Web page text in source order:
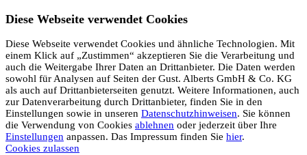
Diese Webseite verwendet Cookies
Diese Webseite verwendet Cookies und ähnliche Technologien. Mit
einem Klick auf „Zustimmen“ akzeptieren Sie die Verarbeitung und
auch die Weitergabe Ihrer Daten an Drittanbieter. Die Daten werden
sowohl für Analysen auf Seiten der Gust. Alberts GmbH & Co. KG
als auch auf Drittanbieterseiten genutzt. Weitere Informationen, auch
zur Datenverarbeitung durch Drittanbieter, finden Sie in den
Einstellungen sowie in unseren Datenschutzhinweisen. Sie können
die Verwendung von Cookies ablehnen oder jederzeit über Ihre
Einstellungen anpassen. Das Impressum finden Sie hier.
Cookies zulassen